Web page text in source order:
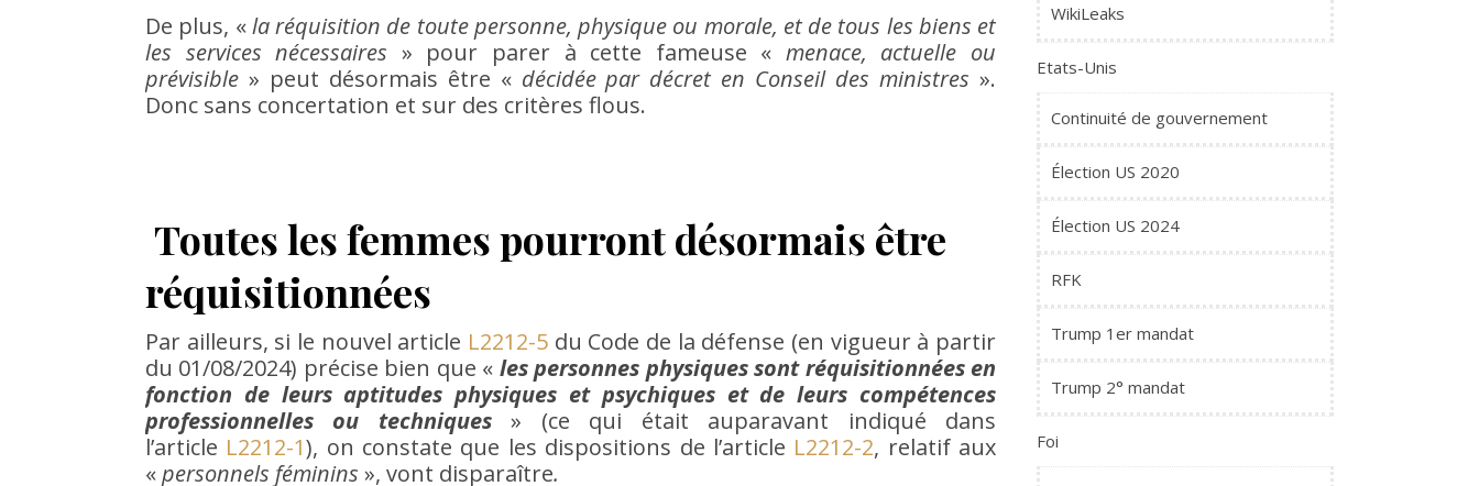
De plus, «la réquisition de toute personne, physique ou morale, et de tous les biens et
les services nécessaires » pour parer à cette fameuse « menace, actuelle ou
prévisible » peut désormais être « décidée par décret en Conseil des ministres ».
Donc sans concertation et sur des critères flous.
Toutes les femmes pourront désormais être
réquisitionnées
Par ailleurs, si le nouvel article L2212-5 du Code de la défense (en vigueur à partir
du 01/08/2024) précise bien que « les personnes physiques sont réquisitionnées en
fonction de leurs aptitudes physiques et psychiques et de leurs compétences
professionnelles ou techniques» (ce qui était auparavant indiqué dans
l’article L2212-1), on constate que les dispositions de l’article L2212-2, relatif aux
«personnels féminins », vont disparaître.
WikiLeaks
Etats-Unis
Continuité de gouvernement
Élection US 2020
Élection US 2024
RFK
Trump 1er mandat
Trump 2° mandat
Foi